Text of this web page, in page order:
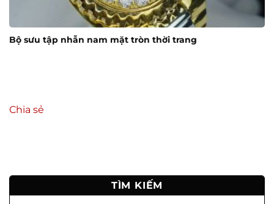
Bộ sưu tập nhẫn nam mặt tròn thời trang
Chia sẻ
TÌM KIẾM